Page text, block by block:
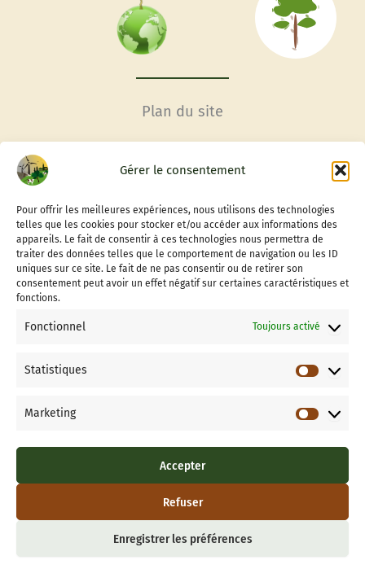
Gérer le consentement
Pour offrir les meilleures expériences, nous utilisons des technologies
telles que les cookies pour stocker et/ou accéder aux informations des
appareils. Le fait de consentir à ces technologies nous permettra de
traiter des données telles que le comportement de navigation ou les ID
uniques sur ce site. Le fait de ne pas consentir ou de retirer son
consentement peut avoir un effet négatif sur certaines caractéristiques et
fonctions.
Fonctionnel Toujours activé
Statistiques
Marketing
Accepter
Refuser
Enregistrer les préférences
Plan du site
Conditions générales
Adhérer à l’association
Faire un don à Vigis
Informations
Mentions Légales
Tous droits réservés 2025 ©bvd